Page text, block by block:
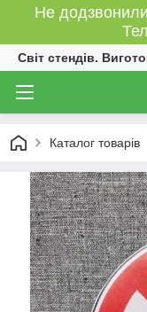
Не
Світ стендів.
Каталог товарів